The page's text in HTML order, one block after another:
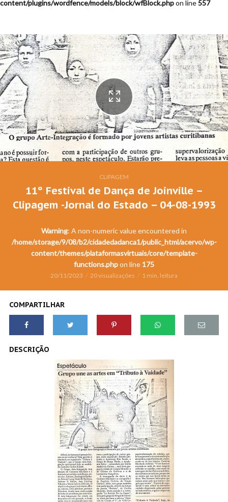
content/plugins/wordfence/models/block/wfBlock.phpon line557
Festival de Dança de Joinville - 11a. Edição - 1993
CLIPAGEM
11º Festival de Dança de Joinville –
Clipagem -Jornal do Estado – 04-08-1993
Warning: A non-numeric value encountered in
/home/storage/9/08/b2/cidadedadanca1/public_html/acervo/wp-
content/themes/plataformasvirtuais/core/template-
functions.phpon line 175
20/11/2023 20 visualizações 1 min. leitura
COMPARTILHAR
DESCRIÇÃO